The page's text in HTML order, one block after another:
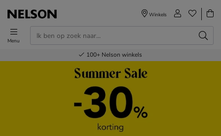
Menu
Winkels
Voor 23.00u besteld,volgende dag in huis
Gratisverzending en retour
Bestel nu,betaal later
100+ Nelson winkels